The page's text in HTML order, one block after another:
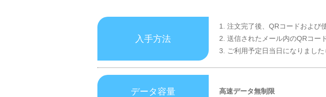
入手方法
1. 注文完了後、QRコードおよび
2. 送信されたメール内のQRコー
3. ご利用予定日当日になりまし
データ容量 高速データ無制限